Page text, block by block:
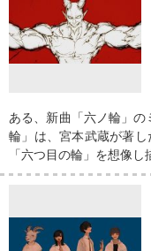
ある、新曲「六ノ輪」
輪」は、宮本武蔵が著
「六つ目の輪」を想像し